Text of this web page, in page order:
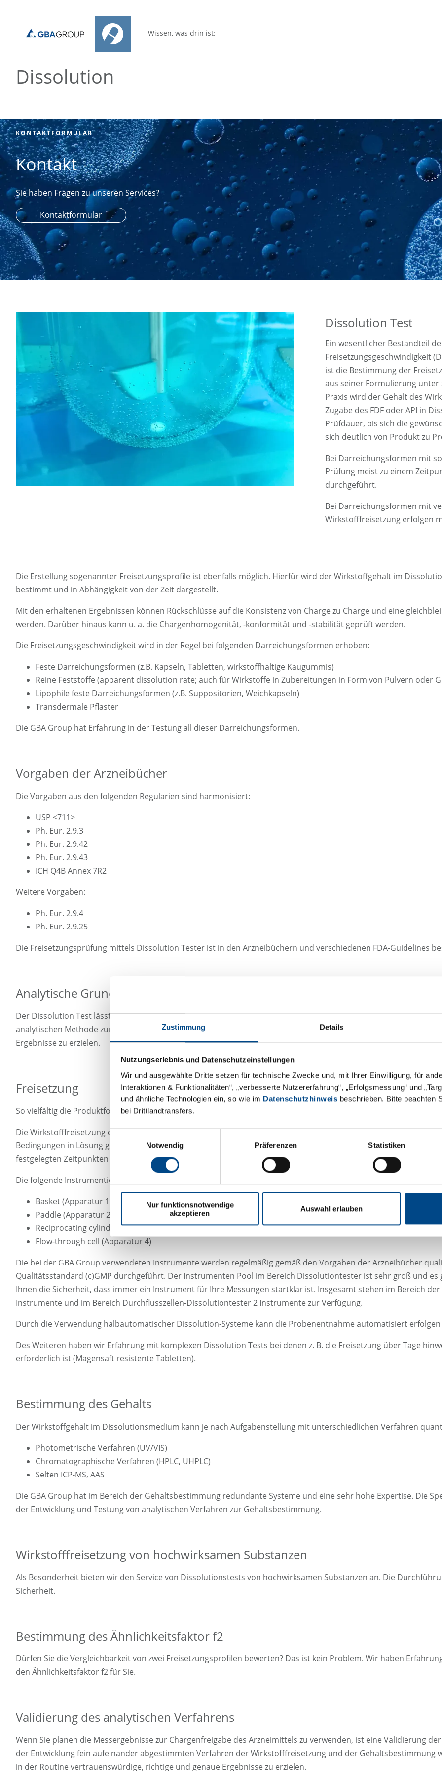
Zustimmung Details
Nutzungserlebnis und Datenschutzeinstellungen
Wir und ausgewählte Dritte setzen für technische Zwecke und, mit Ihrer Einwilligung, für
Interaktionen & Funktionalitäten“, „verbesserte Nutzererfahrung“, „Erfolgsmessung“ und
und ähnliche Technologien ein, so wie im Datenschutzhinweis beschrieben. Bitte beachten
bei Drittlandtransfers.
Einwilligungsauswahl
Notwendig
Präferenzen Statistiken
Nur funktionsnotwendige
akzeptieren
Auswahl erlauben
Wissen, was drin ist:
Dissolution
KONTAKTFORMULAR
Kontakt
Sie haben Fragen zu unseren Services?
Kontaktformular
Dissolution Test
Ein wesentlicher Bestandteil
Freisetzungsgeschwindigkeit
ist die Bestimmung der
aus seiner Formulierung
Praxis wird der Gehalt des
Zugabe des FDF oder API in
Prüfdauer, bis sich die
sich deutlich von Produkt zu
Bei Darreichungsformen mit
Prüfung meist zu einem
durchgeführt.
Bei Darreichungsformen mit
Wirkstofffreisetzung erfolgen
Die Erstellung sogenannter Freisetzungsprofile ist ebenfalls möglich. Hierfür wird der Wirkstoffgehalt im
bestimmt und in Abhängigkeit von der Zeit dargestellt.
Mit den erhaltenen Ergebnissen können Rückschlüsse auf die Konsistenz von Charge zu Charge und eine
werden. Darüber hinaus kann u. a. die Chargenhomogenität, -konformität und -stabilität geprüft werden.
Die Freisetzungsgeschwindigkeit wird in der Regel bei folgenden Darreichungsformen erhoben:
Feste Darreichungsformen (z.B. Kapseln, Tabletten, wirkstoffhaltige Kaugummis)
Reine Feststoffe (apparent dissolution rate; auch für Wirkstoffe in Zubereitungen in Form von Pulvern oder
Lipophile feste Darreichungsformen (z.B. Suppositorien, Weichkapseln)
Transdermale Pflaster
Die GBA Group hat Erfahrung in der Testung all dieser Darreichungsformen.
Vorgaben der Arzneibücher
Die Vorgaben aus den folgenden Regularien sind harmonisiert:
USP <711>
Ph. Eur. 2.9.3
Ph. Eur. 2.9.42
Ph. Eur. 2.9.43
ICH Q4B Annex 7R2
Weitere Vorgaben:
Ph. Eur. 2.9.4
Ph. Eur. 2.9.25
Die Freisetzungsprüfung mittels Dissolution Tester ist in den Arzneibüchern und verschiedenen FDA-Guidelines
Analytische Grundsätze des Dissolution Tests
Der Dissolution Test lässt sich grob in zwei Abschnitte gliedern. Zum einen in die Probenvorbereitung via
analytischen Methode zur Gehaltsbestimmung. Bei der Entwicklung und Validierung werden beide Abschnitte
Ergebnisse zu erzielen.
Freisetzung
So vielfältig die Produktformulierungen sind, so vielfältig sind auch die Geräte, mit denen sie freigesetzt werden
Die Wirkstofffreisetzung erfolgt in der Regel von 6 Einheiten parallel mittels Dissolution-Apparatur. Hierbei wird
Bedingungen in Lösung gebracht. Die häufigsten Test-Apparaturen sind Basket (Apparatur 1), Paddle (Apparatur
festgelegten Zeitpunkten wird Lösung aus den 6-Töpfen entnommen mit anschließender Gehaltsbestimmung.
Die folgende Instrumentierung steht bei der GBA Group zur Verfügung:
Basket (Apparatur 1)
Paddle (Apparatur 2)
Reciprocating cylinder (Apparatur 3)
Flow-through cell (Apparatur 4)
Die bei der GBA Group verwendeten Instrumente werden regelmäßig gemäß den Vorgaben der Arzneibücher
Qualitätsstandard (c)GMP durchgeführt. Der Instrumenten Pool im Bereich Dissolutiontester ist sehr groß und
Ihnen die Sicherheit, dass immer ein Instrument für Ihre Messungen startklar ist. Insgesamt stehen im Bereich
Instrumente und im Bereich Durchflusszellen-Dissolutiontester 2 Instrumente zur Verfügung.
Durch die Verwendung halbautomatischer Dissolution-Systeme kann die Probenentnahme automatisiert
Des Weiteren haben wir Erfahrung mit komplexen Dissolution Tests bei denen z. B. die Freisetzung über Tage
erforderlich ist (Magensaft resistente Tabletten).
Bestimmung des Gehalts
Der Wirkstoffgehalt im Dissolutionsmedium kann je nach Aufgabenstellung mit unterschiedlichen Verfahren
Photometrische Verfahren (UV/VIS)
Chromatographische Verfahren (HPLC, UHPLC)
Selten ICP-MS, AAS
Die GBA Group hat im Bereich der Gehaltsbestimmung redundante Systeme und eine sehr hohe Expertise. Die
der Entwicklung und Testung von analytischen Verfahren zur Gehaltsbestimmung.
Wirkstofffreisetzung von hochwirksamen Substanzen
Als Besonderheit bieten wir den Service von Dissolutionstests von hochwirksamen Substanzen an. Die
Sicherheit.
Bestimmung des Ähnlichkeitsfaktor f2
Dürfen Sie die Vergleichbarkeit von zwei Freisetzungsprofilen bewerten? Das ist kein Problem. Wir haben
den Ähnlichkeitsfaktor f2 für Sie.
Validierung des analytischen Verfahrens
Wenn Sie planen die Messergebnisse zur Chargenfreigabe des Arzneimittels zu verwenden, ist eine Validierung
der Entwicklung fein aufeinander abgestimmten Verfahren der Wirkstofffreisetzung und der Gehaltsbestimmung
in der Routine vertrauenswürdige, richtige und genaue Ergebnisse zu erzielen.